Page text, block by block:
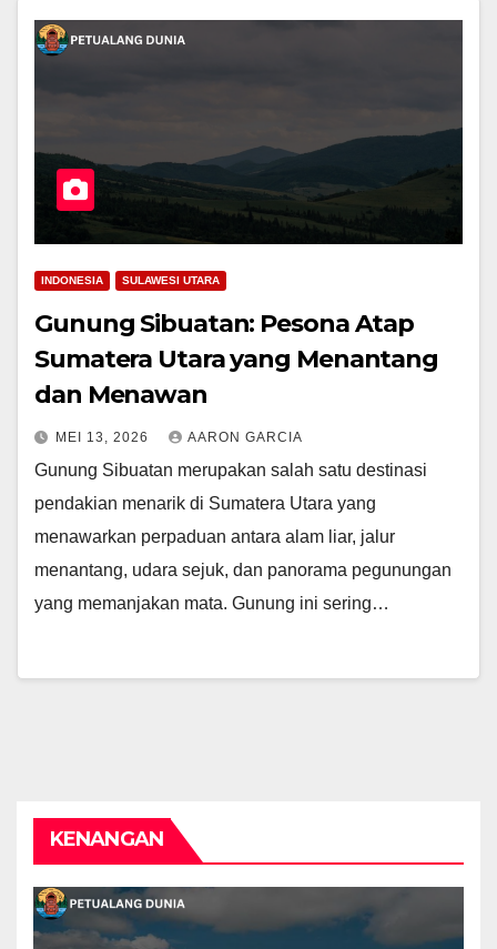
INDONESIA SULAWESI UTARA
Gunung Sibuatan: Pesona Atap
Sumatera Utara yang Menantang
dan Menawan
MEI 13, 2026 AARON GARCIA
Gunung Sibuatan merupakan salah satu destinasi
pendakian menarik di Sumatera Utara yang
menawarkan perpaduan antara alam liar, jalur
menantang, udara sejuk, dan panorama pegunungan
yang memanjakan mata. Gunung ini sering…
KENANGAN